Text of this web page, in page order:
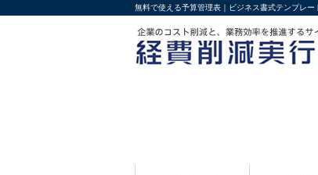
無料で使える予算管理表｜ビジネス書式テンプレー